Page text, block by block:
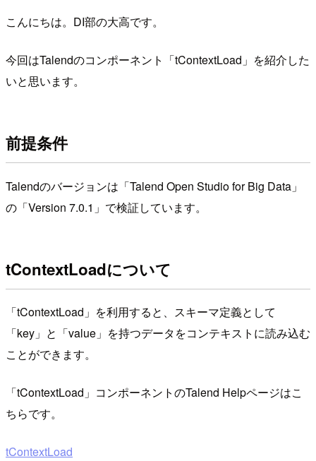
こんにちは。DI部の大高です。
今回はTalendのコンポーネント「tContextLoad」を紹介した
いと思います。
前提条件
Talendのバージョンは「Talend Open Studio for Big Data」
の「Version 7.0.1」で検証しています。
tContextLoadについて
「tContextLoad」を利用すると、スキーマ定義として
「key」と「value」を持つデータをコンテキストに読み込む
ことができます。
「tContextLoad」コンポーネントのTalend Helpページはこ
ちらです。
tContextLoad